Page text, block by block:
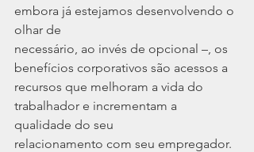
embora já estejamos desenvolvendo o
olhar de
necessário, ao invés de opcional –, os
benefícios corporativos são acessos a
recursos que melhoram a vida do
trabalhador e incrementam a
qualidade do seu
relacionamento com seu empregador.